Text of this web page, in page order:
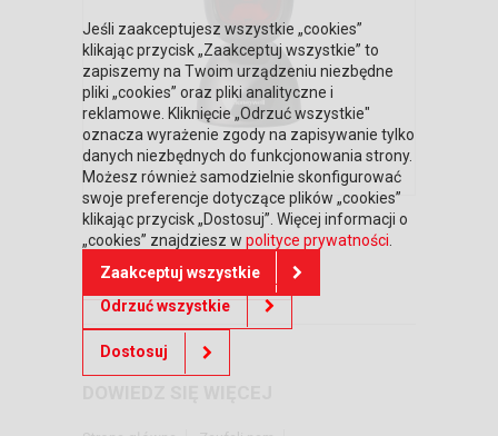
Powrót do oferty
Jeśli zaakceptujesz wszystkie „cookies”
klikając przycisk „Zaakceptuj wszystkie” to
zapiszemy na Twoim urządzeniu niezbędne
pliki „cookies” oraz pliki analityczne i
reklamowe. Kliknięcie „Odrzuć wszystkie"
oznacza wyrażenie zgody na zapisywanie tylko
danych niezbędnych do funkcjonowania strony.
Możesz również samodzielnie skonfigurować
swoje preferencje dotyczące plików „cookies”
klikając przycisk „Dostosuj”. Więcej informacji o
„cookies” znajdziesz w polityce prywatności
Zaakceptuj wszystkie
Odrzuć wszystkie
Dostosuj